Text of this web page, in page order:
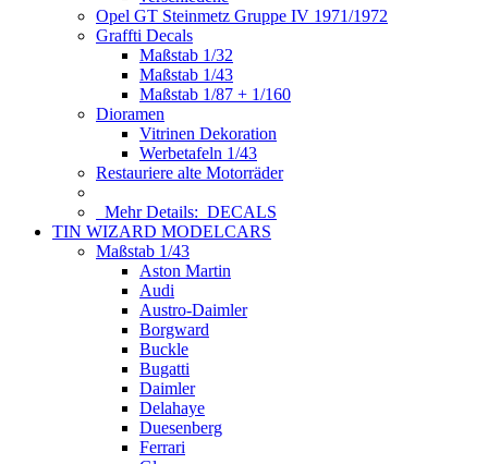
Opel GT Steinmetz Gruppe IV 1971/1972
Graffti Decals
Maßstab 1/32
Maßstab 1/43
Maßstab 1/87 + 1/160
Dioramen
Vitrinen Dekoration
Werbetafeln 1/43
Restauriere alte Motorräder
Mehr Details: DECALS
TIN WIZARD MODELCARS
Maßstab 1/43
Aston Martin
Audi
Austro-Daimler
Borgward
Buckle
Bugatti
Daimler
Delahaye
Duesenberg
Ferrari